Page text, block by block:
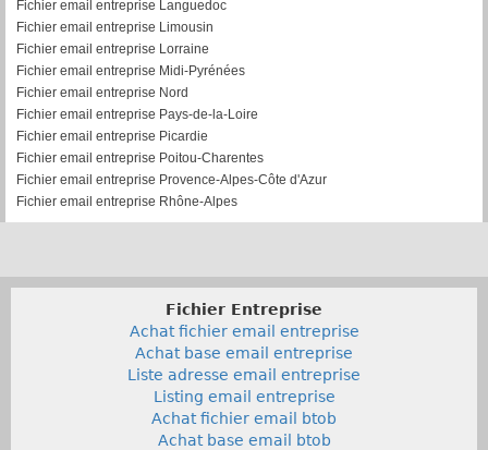
Fichier email entreprise Languedoc
Fichier email entreprise Limousin
Fichier email entreprise Lorraine
Fichier email entreprise Midi-Pyrénées
Fichier email entreprise Nord
Fichier email entreprise Pays-de-la-Loire
Fichier email entreprise Picardie
Fichier email entreprise Poitou-Charentes
Fichier email entreprise Provence-Alpes-Côte d'Azur
Fichier email entreprise Rhône-Alpes
Fichier Entreprise
Achat fichier email entreprise
Achat base email entreprise
Liste adresse email entreprise
Listing email entreprise
Achat fichier email btob
Achat base email btob